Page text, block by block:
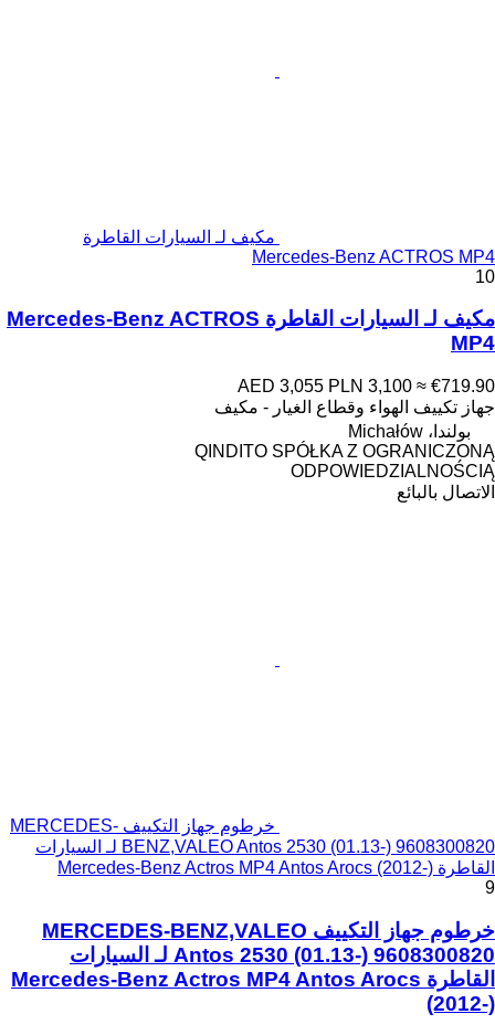
مكيف لـ السيارات القاطرة
Mercedes-Benz ACTROS MP4
10
مكيف لـ السيارات القاطرة Mercedes-Benz ACTROS
MP4
AED 3,055 PLN 3,100 ≈ €719.90
جهاز تكييف الهواء وقطاع الغيار - مكيف
بولندا، Michałów
QINDITO SPÓŁKA Z OGRANICZONĄ
ODPOWIEDZIALNOŚCIĄ
الاتصال بالبائع
خرطوم جهاز التكييف MERCEDES-
BENZ,VALEO Antos 2530 (01.13-) 9608300820 لـ السيارات
القاطرة Mercedes-Benz Actros MP4 Antos Arocs (2012-)
9
خرطوم جهاز التكييف MERCEDES-BENZ,VALEO
Antos 2530 (01.13-) 9608300820 لـ السيارات
القاطرة Mercedes-Benz Actros MP4 Antos Arocs
(2012-)